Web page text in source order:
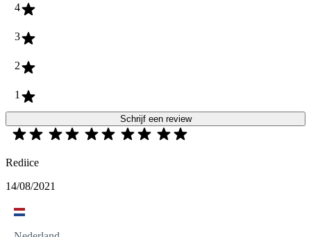
4
3
2
1
Schrijf een review
Rediice
14/08/2021